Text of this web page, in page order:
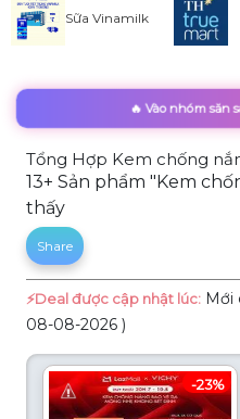
Sữa Vinamilk
🔥 Vào nhóm săn
Tổng Hợp Kem chống
13+ Sản phẩm "Kem
thấy
Share
⚡️Deal được cập nhật lúc: Mới
08-08-2026 )
-23%